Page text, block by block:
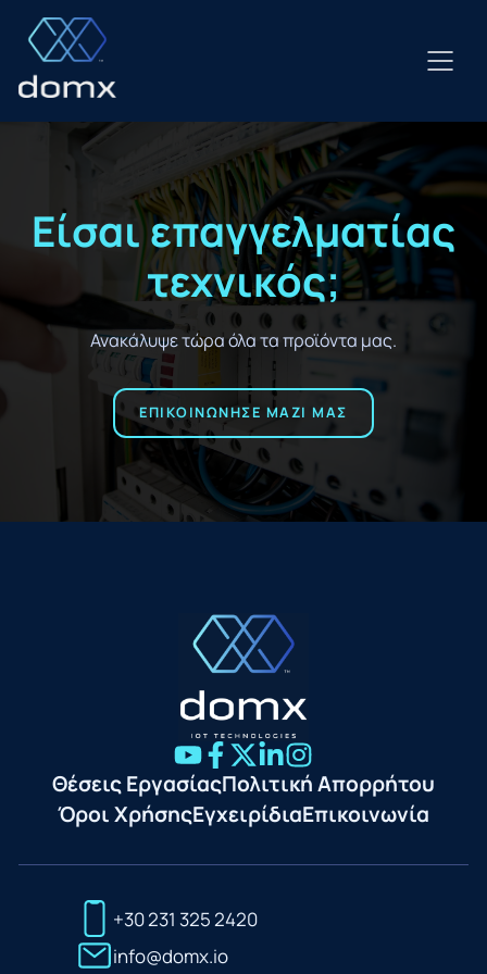
Μετάβαση
περιεχόμενο
Είσαι επαγγελματίας
τεχνικός;
Ανακάλυψε τώρα όλα τα προϊόντα μας.
ΕΠΙΚΟΙΝΩΝΗΣΕ ΜΑΖΙ ΜΑΣ
Θέσεις ΕργασίαςΠολιτική Απορρήτου
Όροι ΧρήσηςΕγχειρίδιαΕπικοινωνία
+30 231 325 2420
info@domx.io